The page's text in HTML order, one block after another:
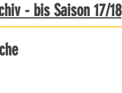
- bis Saison 17/18